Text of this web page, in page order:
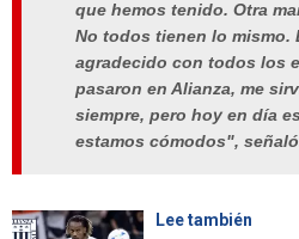
que hemos tenido. Otra
No todos tienen lo mismo.
agradecido con todos los
pasaron en Alianza, me
siempre, pero hoy en día
estamos cómodos",
Lee también